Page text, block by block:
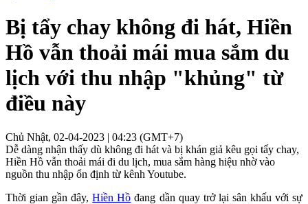
Bị tẩy chay không đi hát, Hiền
Hồ vẫn thoải mái mua sắm du
lịch với thu nhập "khủng" từ
điều này
Chủ Nhật, 02-04-2023 | 04:23 (GMT+7)
Dễ dàng nhận thấy dù không đi hát và bị khán giả kêu gọi tẩy chay,
Hiền Hồ vẫn thoải mái đi du lịch, mua sắm hàng hiệu nhờ vào
nguồn thu nhập ổn định từ kênh Youtube.
Thời gian gần đây,Hiền Hồ đang dần quay trở lại sân khấu với sự